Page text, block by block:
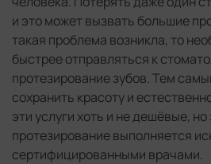
и это может вызвать большие
такая проблема возникла, то
быстрее отправляться к
протезирование зубов. Тем
сохранить красоту и
эти услуги хоть и не дешёвые,
протезирование выполняется
сертифицированными врачами.